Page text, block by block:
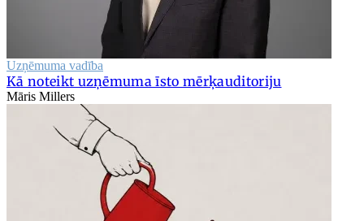
Uzņēmuma vadība
Kā noteikt uzņēmuma īsto mērķauditoriju
Māris Millers